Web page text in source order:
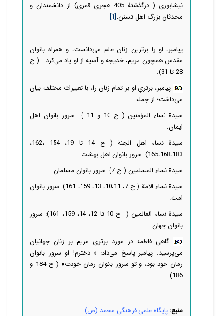
نیشابوری ( درگذشتۀ 405 هجری قمری) از دانشمندان و
محدثان بزرگ اهل تسنن.
[1]
پیامبر، او را برترین زنان عالم می‌دانست، و همراه بانوان
مقدس همچون مریم، خدیجه و آسیه از او یاد می‌کرد. ( ح
28 تا 31).
پیامبر، برتریِ او بر تمام زنان را، با تعبیرات مختلف بیان
می‌داشت؛ از جمله:
سیدة نساء المؤمنین ( ح 10 و 11 ).: سرور بانوان اهل
ایمان.
سیدة نساء اهل الجنة ( ح 14 تا 19، 154 ،162،
165،168،183): سرور بانوان اهل بهشت.
سیدة نساء المسلمین ( ح 7): سرور بانوان مسلمان.
سیدة نساء الامة ( ح 7، 10،11، 13، 159، 161): سرور بانوان
امت.
سیدة نساء العالمین ( ح 10 تا 12، 14، 159، 161): سرور
بانوان جهان.
گاهی فاطمه در مورد برتری مریم بر زنان جهانیان
می‌پرسید. پیامبر پاسخ می‌داد: « دخترم! او سرور بانوان
زمان خود بود، و تو سرور بانوان زمان خودت» ( ح 184 و
186)
منبع:پایگاه علمی فرهنگی محمد (ص)